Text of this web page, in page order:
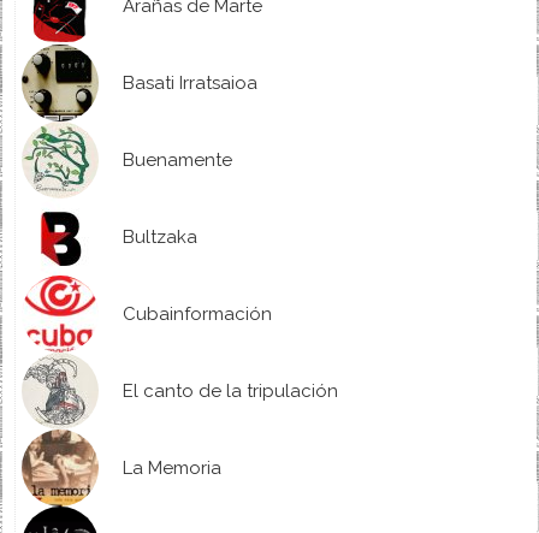
Arañas de Marte
Basati Irratsaioa
Buenamente
Bultzaka
Cubainformación
El canto de la tripulación
La Memoria